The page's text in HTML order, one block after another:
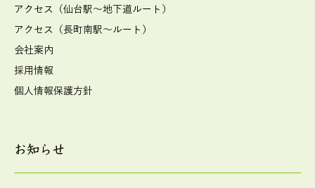
アクセス（仙台駅～地下道ルート）
アクセス（長町南駅～ルート）
会社案内
採用情報
個人情報保護方針
お知らせ